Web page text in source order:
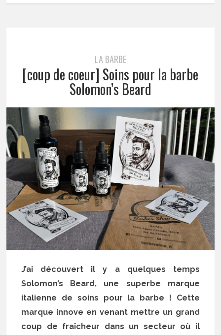
LA BARBE
[coup de coeur] Soins pour la barbe
Solomon’s Beard
J’ai découvert il y a quelques temps
Solomon’s Beard, une superbe marque
italienne de soins pour la barbe ! Cette
marque innove en venant mettre un grand
coup de fraîcheur dans un secteur où il